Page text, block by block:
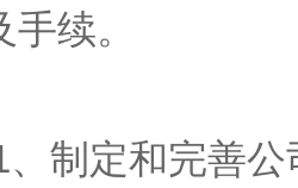
续。
制定和完善